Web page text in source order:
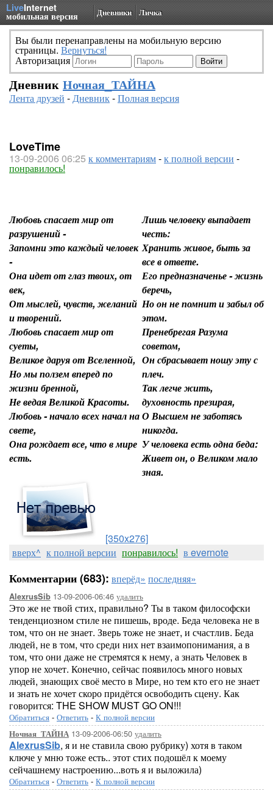
LiveInternet
мобильная версия Дневники Личка
Вы были перенаправлены на мобильную версию
страницы. Вернуться!
Авторизация
Дневник Ночная_ТАЙНА
Лента друзей -Дневник-Полная версия
LoveTime
13-09-2006 06:25 к комментариям-к полной версии -
понравилось!
Любовь спасает мир от
разрушений -
Запомни это каждый человек
-
Она идет от глаз твоих, от
век,
От мыслей, чувств, желаний
и творений.
Любовь спасает мир от
суеты,
Великое даруя от Вселенной,
Но мы ползем вперед по
жизни бренной,
Не ведая Великой Красоты.
Любовь - начало всех начал на
свете,
Она рождает все, что в мире
есть.
Лишь человеку выпадает
честь:
Хранить живое, быть за
все в ответе.
Его предназначенье - жизнь
беречь,
Но он не помнит и забыл об
этом.
Пренебрегая Разума
советом,
Он сбрасывает ношу эту с
плеч.
Так легче жить,
духовность презирая,
О Высшем не заботясь
никогда.
У человека есть одна беда:
Живет он, о Великом мало
зная.
[350x276]
вверх^ к полной версии понравилось! в evernote
Комментарии (683): вперёд» последняя»
AlexrusSib 13-09-2006-06:46 удалить
Это же не твой стих, правильно? Ты в таком философски
тенденциозном стиле не пишешь, вроде. Беда человека не в
том, что он не знает. Зверь тоже не знает, и счастлив. Беда
людей, не в том, что среди них нет взаимопонимания, а в
том, что они даже не стремятся к нему, а знать Человек в
упор не хочет. Конечно, сейчас появилось много новых
людей, знающих своё место в Мире, но тем кто его не знает
и знать не хочет скоро придётся освободить сцену. Как
говорится: THE SHOW MUST GO ON!!!
Обратиться - Ответить - К полной версии
Ночная_ТАЙНА 13-09-2006-06:50 удалить
AlexrusSib, я и не ставила свою рубрику) хотя в таком
ключе у мню тоже есть.. этот стих подошёл к моему
сейчашнему настроению...воть я и выложила)
Обратиться - Ответить - К полной версии